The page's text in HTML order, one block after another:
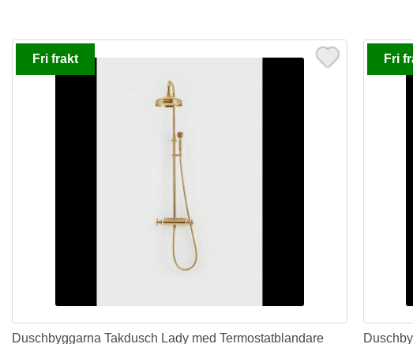
Fri frakt
Duschbyggarna Takdusch Lady med Termostatblandare
Fri